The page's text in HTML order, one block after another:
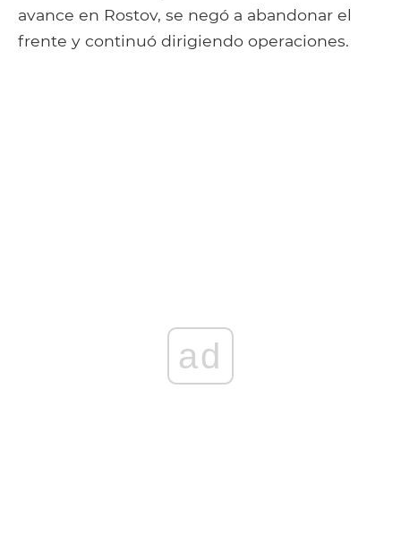
avance en Rostov, se negó a abandonar el
frente y continuó dirigiendo operaciones.
ad